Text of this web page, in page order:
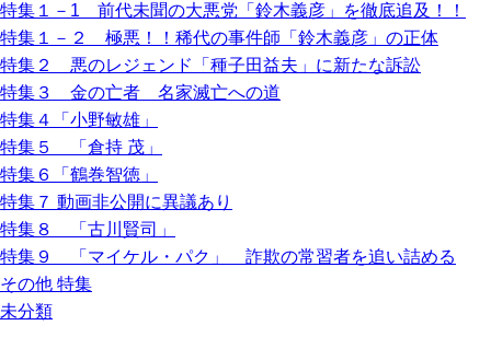
特集１－1 前代未聞の大悪党「鈴木義彦」を徹底追及！！
特集１－２ 極悪！！稀代の事件師「鈴木義彦」の正体
特集２ 悪のレジェンド「種子田益夫」に新たな訴訟
特集３ 金の亡者 名家滅亡への道
特集４「小野敏雄」
特集５ 「倉持 茂」
特集６「鶴巻智徳」
特集７ 動画非公開に異議あり
特集８ 「古川賢司」
特集９ 「マイケル・パク」 詐欺の常習者を追い詰める
その他 特集
未分類